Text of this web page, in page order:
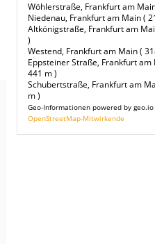
Wöhlerstraße, Frankfurt am
Niedenau, Frankfurt am Main (
Altkönigstraße, Frankfurt am
)
Westend, Frankfurt am Main (
Eppsteiner Straße, Frankfurt am
441 m )
Schubertstraße, Frankfurt am
m )
Geo-Informationen powered by
OpenStreetMap-Mitwirkende